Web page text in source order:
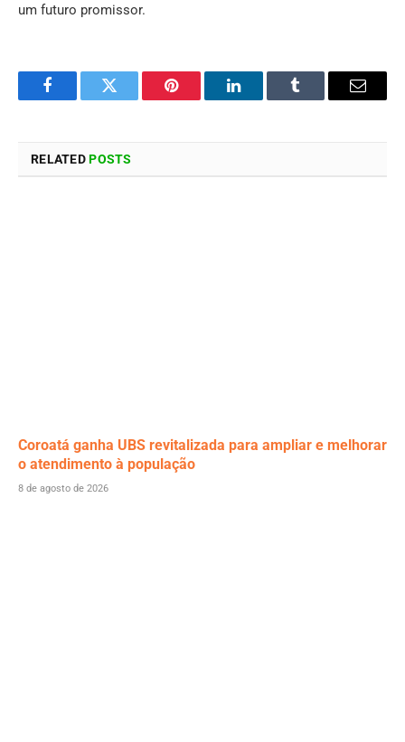
um futuro promissor.
FacebookTwitter Pinterest LinkedInTumblr Email
RELATEDPOSTS
Coroatá ganha UBS revitalizada para ampliar e melhorar
o atendimento à população
8 de agosto de 2026